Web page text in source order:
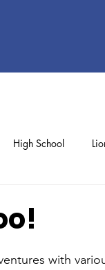
High School
Student
with